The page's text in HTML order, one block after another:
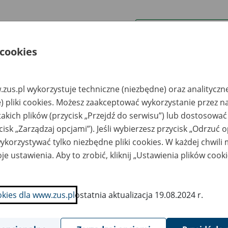
uwagi można przesyłać poprzez
Ukryj wszystkie pozycje bazy
pracy
Miejsce
przechowywania
dokumentów
Nr zespołu akt w
archiwum
państwowym
Daty
Usługowe
- Lublin
AKT Sp. z o.o., Lublin,
ul. Mełgiewska 152,
tel. 81 749 65 60; fax
wykorzystuje techniczne (niezbędne) oraz
pliki cookies. Możesz zaakceptować wykorzystanie przez
plików (przycisk „Przejdź do serwisu”) lub
„Zarządzaj opcjami”). Jeśli wybierzesz przycisk „Odrzuć
tylko niezbędne pliki cookies. W każdej chwili
ustawienia. Aby to zrobić, kliknij „Ustawienia plików
dla www.zus.plostatnia aktualizacja 19.08.2024 r.